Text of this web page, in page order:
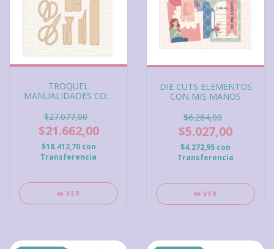
TROQUEL
MANUALIDADES CON
$27.077,00
$21.662,00
$18.412,70 con
Transferencia
VER
DIE CUTS ELEMENTOS
CON MIS MANOS
$6.284,00
$5.027,00
$4.272,95 con
Transferencia
VER